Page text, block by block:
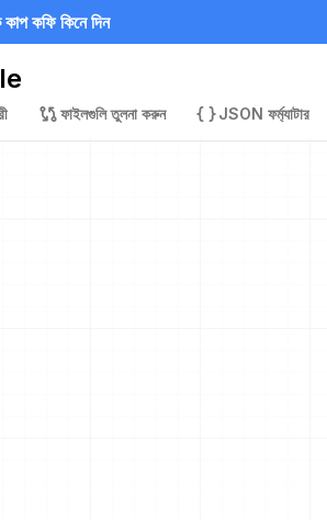
কফি কিনে দিন
ফাইলগুলি তুলনা করুন JSON ফর্ম্যাটার